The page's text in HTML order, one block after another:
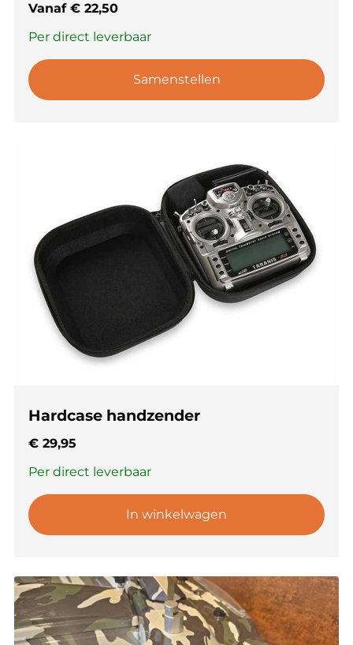
Vanaf € 22,50
Per direct leverbaar
Samenstellen
Hardcase handzender
€ 29,95
Per direct leverbaar
In winkelwagen